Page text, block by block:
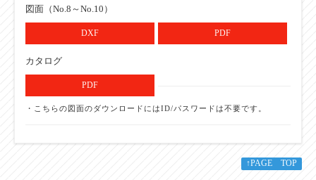
図面（No.8～No.10）
DXF PDF
カタログ
PDF
・こちらの図面のダウンロードにはID/パスワードは不要です。
↑PAGE TOP